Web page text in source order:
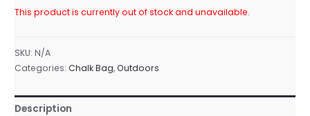
This product is currently out of stock and unavailable.
SKU:N/A
Categories:Chalk Bag,Outdoors
Description